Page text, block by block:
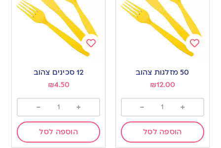
Add
wishlist
50 מזלגות צהוב
₪12.00
+
-
הוספה לסל
Add
wishlist
12 סכינים צהוב
₪4.50
+
-
הוספה לסל